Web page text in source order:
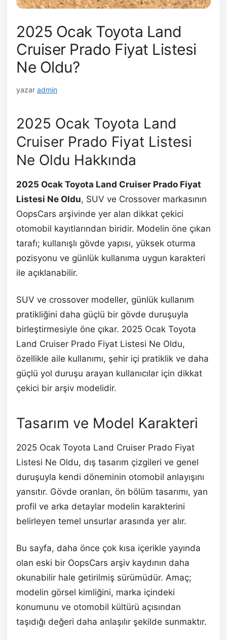
2025 Ocak Toyota Land
Cruiser Prado Fiyat Listesi
Ne Oldu?
yazar admin
2025 Ocak Toyota Land
Cruiser Prado Fiyat Listesi
Ne Oldu Hakkında
2025 Ocak Toyota Land Cruiser Prado Fiyat
Listesi Ne Oldu, SUV ve Crossover markasının
OopsCars arşivinde yer alan dikkat çekici
otomobil kayıtlarından biridir. Modelin öne çıkan
tarafı; kullanışlı gövde yapısı, yüksek oturma
pozisyonu ve günlük kullanıma uygun karakteri
ile açıklanabilir.
SUV ve crossover modeller, günlük kullanım
pratikliğini daha güçlü bir gövde duruşuyla
birleştirmesiyle öne çıkar. 2025 Ocak Toyota
Land Cruiser Prado Fiyat Listesi Ne Oldu,
özellikle aile kullanımı, şehir içi pratiklik ve daha
güçlü yol duruşu arayan kullanıcılar için dikkat
çekici bir arşiv modelidir.
Tasarım ve Model Karakteri
2025 Ocak Toyota Land Cruiser Prado Fiyat
Listesi Ne Oldu, dış tasarım çizgileri ve genel
duruşuyla kendi döneminin otomobil anlayışını
yansıtır. Gövde oranları, ön bölüm tasarımı, yan
profil ve arka detaylar modelin karakterini
belirleyen temel unsurlar arasında yer alır.
Bu sayfa, daha önce çok kısa içerikle yayında
olan eski bir OopsCars arşiv kaydının daha
okunabilir hale getirilmiş sürümüdür. Amaç;
modelin görsel kimliğini, marka içindeki
konumunu ve otomobil kültürü açısından
taşıdığı değeri daha anlaşılır şekilde sunmaktır.